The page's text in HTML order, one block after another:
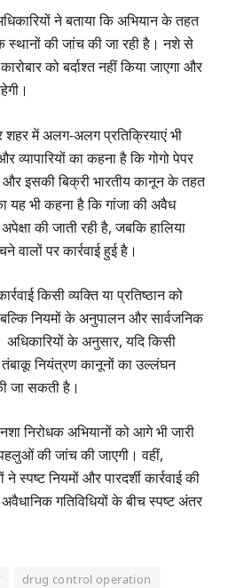
ने बताया कि अभियान के तहत
स्थानों की जांच की जा रही है। नशे से
को बर्दाश्त नहीं किया जाएगा और
शहर में अलग-अलग प्रतिक्रियाएं भी
का कहना है कि गोगो पेपर
और इसकी बिक्री भारतीय कानून के तहत
यह भी कहना है कि गांजा की अवैध
की जाती रही है, जबकि हालिया
वालों पर कार्रवाई हुई है।
किसी व्यक्ति या प्रतिष्ठान को
नियमों के अनुपालन और सार्वजनिक
अधिकारियों के अनुसार, यदि किसी
तंबाकू नियंत्रण कानूनों का उल्लंघन
जा सकती है।
निरोधक अभियानों को आगे भी जारी
की जांच की जाएगी। वहीं,
स्पष्ट नियमों और पारदर्शी कार्रवाई की
गतिविधियों के बीच स्पष्ट अंतर
drug control operation